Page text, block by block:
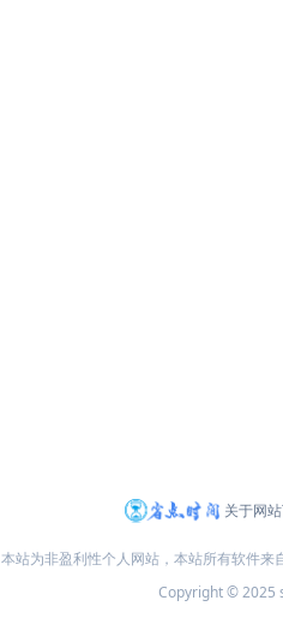
关于网站
本站为非盈利性个人网站，本站所有软件来
Copyright © 2025